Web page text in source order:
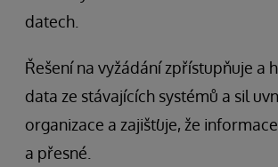
datech.
Řešení na vyžádání zpřístupňuje a
data ze stávajících systémů a sil
organizace a zajišťuje, že
a přesné.